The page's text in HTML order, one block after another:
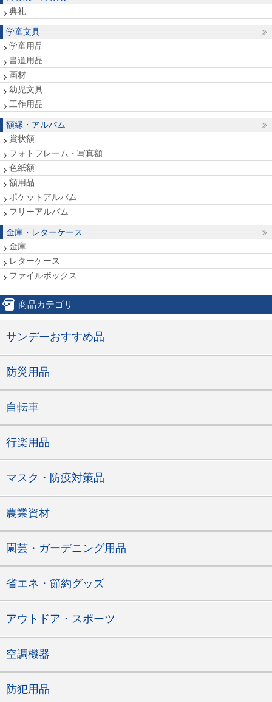
典礼
学童文具
学童用品
書道用品
画材
幼児文具
工作用品
額縁・アルバム
賞状額
フォトフレーム・写真額
色紙額
額用品
ポケットアルバム
フリーアルバム
金庫・レターケース
金庫
レターケース
ファイルボックス
商品カテゴリ
サンデーおすすめ品
防災用品
自転車
行楽用品
マスク・防疫対策品
農業資材
園芸・ガーデニング用品
省エネ・節約グッズ
アウトドア・スポーツ
空調機器
防犯用品